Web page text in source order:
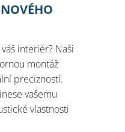
interiér? Naši
montáž
precizností.
vašemu
vlastnosti